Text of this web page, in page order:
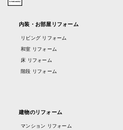
内装・お部屋リフォーム
リビング リフォーム
和室 リフォーム
床 リフォーム
階段 リフォーム
建物のリフォーム
マンション リフォーム